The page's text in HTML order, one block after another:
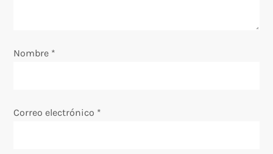
n
r
Nombre *
Correo electrónico *